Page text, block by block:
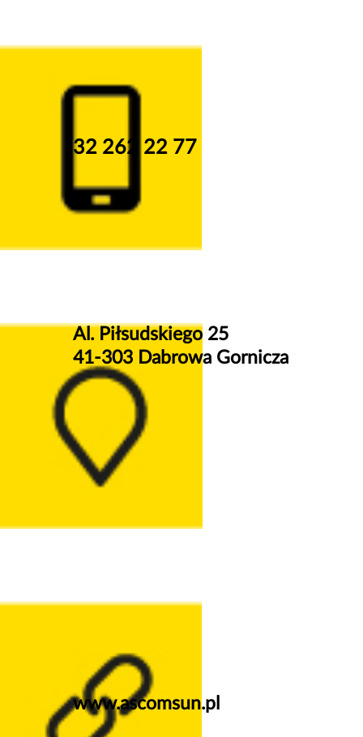
32 262 22 77
Al. Piłsudskiego 25
41-303 Dabrowa Gornicza
www.ascomsun.pl